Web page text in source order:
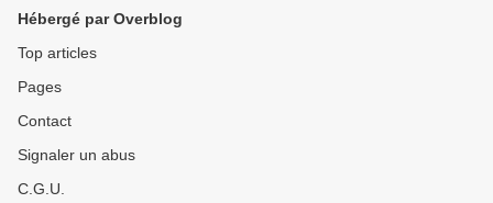
Hébergé par Overblog
Top articles
Pages
Contact
Signaler un abus
C.G.U.